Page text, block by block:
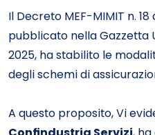
Il Decreto MEF-MIMIT n.
pubblicato nella Gazzetta
2025, ha stabilito le
degli schemi di
A questo proposito, Vi